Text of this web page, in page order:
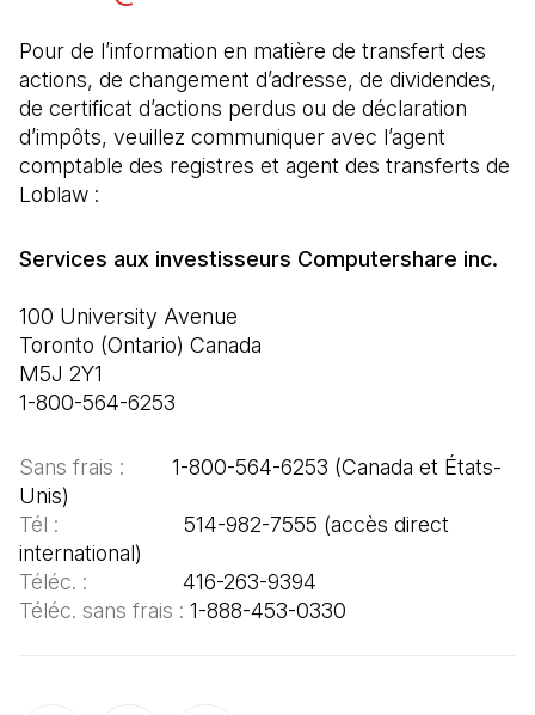
Pour de l’information en matière de transfert des
actions, de changement d’adresse, de dividendes,
de certificat d’actions perdus ou de déclaration
d’impôts, veuillez communiquer avec l’agent
comptable des registres et agent des transferts de
Loblaw :
100 University Avenue
Toronto (Ontario) Canada
M5J 2Y1
1-800-564-6253
Sans frais :
      1-800-564-6253 (Canada et États-
Tél :
                   514-982-7555 (accès direct
Téléc. :
Téléc. sans frais : 1-888-453-0330